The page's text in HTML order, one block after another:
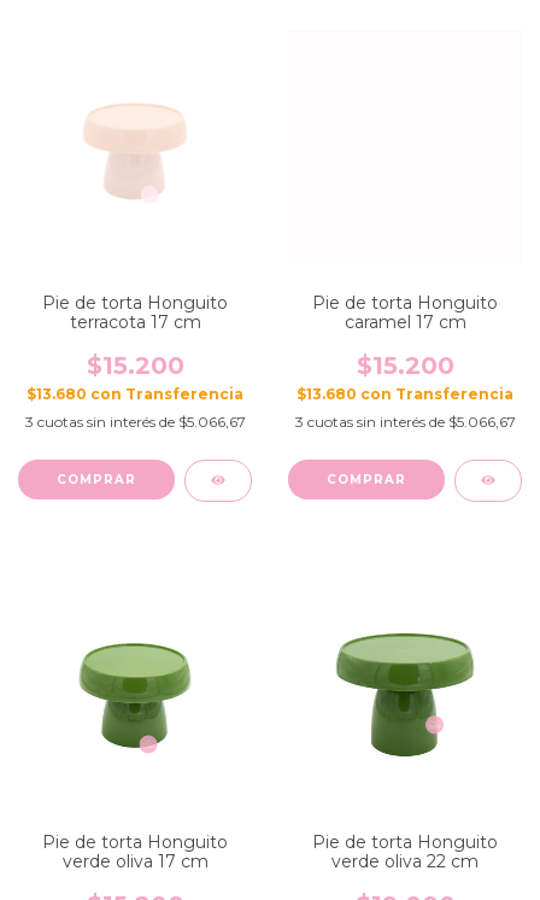
Pie de torta Honguito
terracota 17 cm
$15.200
$13.680 con
3 cuotas sin interés de $5.066,67
Pie de torta Honguito
caramel 17 cm
$15.200
$13.680 con
3 cuotas sin interés de $5.066,67
Pie de torta Honguito
verde oliva 17 cm
Pie de torta Honguito
verde oliva 22 cm